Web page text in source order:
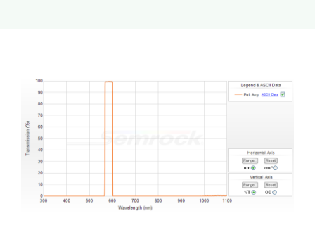
关于量感
联系我们